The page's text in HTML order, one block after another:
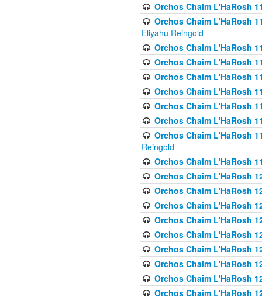
Orchos Chaim L'HaRosh
Orchos Chaim L'HaRosh
Eliyahu Reingold
Orchos Chaim L'HaRosh
Orchos Chaim L'HaRosh
Orchos Chaim L'HaRosh
Orchos Chaim L'HaRosh
Orchos Chaim L'HaRosh
Orchos Chaim L'HaRosh
Orchos Chaim L'HaRosh
Reingold
Orchos Chaim L'HaRosh
Orchos Chaim L'HaRosh
Orchos Chaim L'HaRosh
Orchos Chaim L'HaRosh
Orchos Chaim L'HaRosh
Orchos Chaim L'HaRosh
Orchos Chaim L'HaRosh
Orchos Chaim L'HaRosh
Orchos Chaim L'HaRosh
Orchos Chaim L'HaRosh